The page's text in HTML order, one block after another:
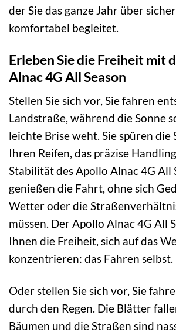
der Sie das ganze Jahr über
komfortabel begleitet.
Erleben Sie die Freiheit mit
Alnac 4G All Season
Stellen Sie sich vor, Sie fahren
Landstraße, während die Sonne
leichte Brise weht. Sie spüren
Ihren Reifen, das präzise
Stabilität des Apollo Alnac 4G All
genießen die Fahrt, ohne sich
Wetter oder die
müssen. Der Apollo Alnac 4G All
Ihnen die Freiheit, sich auf das
konzentrieren: das Fahren selbst.
Oder stellen Sie sich vor, Sie
durch den Regen. Die Blätter
Bäumen und die Straßen sind